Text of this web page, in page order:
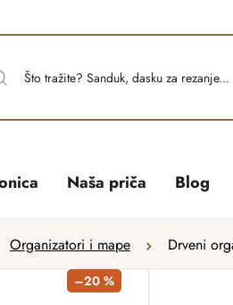
Naša priča Blog
Organizatori i mape Drveni
–20 %